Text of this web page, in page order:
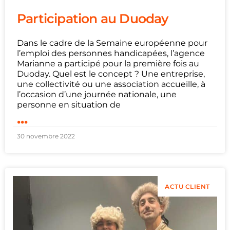
Participation au Duoday
Dans le cadre de la Semaine européenne pour
l’emploi des personnes handicapées, l’agence
Marianne a participé pour la première fois au
Duoday. Quel est le concept ? Une entreprise,
une collectivité ou une association accueille, à
l’occasion d’une journée nationale, une
personne en situation de
...
30 novembre 2022
ACTU CLIENT